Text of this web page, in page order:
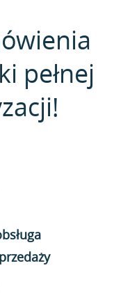
pełnej